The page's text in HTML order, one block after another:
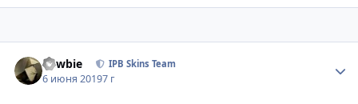
newbie IPB Skins Team
6 июня 20197 г